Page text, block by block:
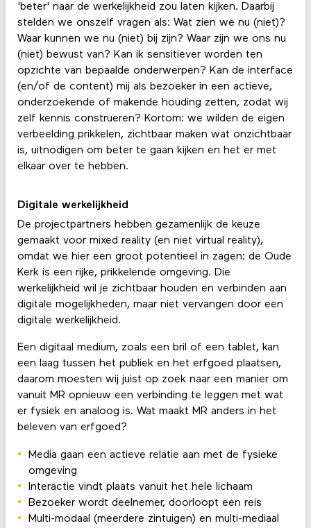
'beter' naar de werkelijkheid zou laten kijken. Daarbij
stelden we onszelf vragen als: Wat zien we nu (niet)?
Waar kunnen we nu (niet) bij zijn? Waar zijn we ons nu
(niet) bewust van? Kan ik sensitiever worden ten
opzichte van bepaalde onderwerpen? Kan de interface
(en/of de content) mij als bezoeker in een actieve,
onderzoekende of makende houding zetten, zodat wij
zelf kennis construeren? Kortom: we wilden de eigen
verbeelding prikkelen, zichtbaar maken wat onzichtbaar
is, uitnodigen om beter te gaan kijken en het er met
elkaar over te hebben.
Digitale werkelijkheid
De projectpartners hebben gezamenlijk de keuze
gemaakt voor mixed reality (en niet virtual reality),
omdat we hier een groot potentieel in zagen: de Oude
Kerk is een rijke, prikkelende omgeving. Die
werkelijkheid wil je zichtbaar houden en verbinden aan
digitale mogelijkheden, maar niet vervangen door een
digitale werkelijkheid.
Een digitaal medium, zoals een bril of een tablet, kan
een laag tussen het publiek en het erfgoed plaatsen,
daarom moesten wij juist op zoek naar een manier om
vanuit MR opnieuw een verbinding te leggen met wat
er fysiek en analoog is. Wat maakt MR anders in het
beleven van erfgoed?
Media gaan een actieve relatie aan met de fysieke
omgeving
Interactie vindt plaats vanuit het hele lichaam
Bezoeker wordt deelnemer, doorloopt een reis
Multi-modaal (meerdere zintuigen) en multi-mediaal